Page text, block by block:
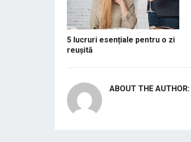
5 lucruri esențiale pentru o zi
reușită
ABOUT THE AUTHOR: